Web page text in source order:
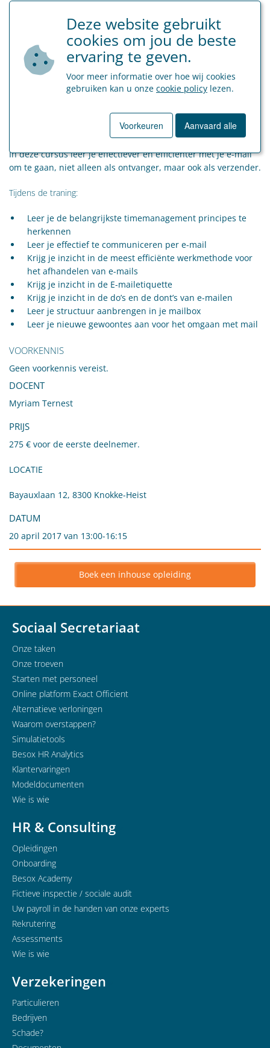
ook een belangrijke bron van afleiding die een effectief
gebruik van de beschikbare tijd bemoeilijkt. De hoeveelheid
tijd die de gemiddelde werknemer elke dag aan Outlook
besteedt is aanzienlijk maar het ontbreekt vaak aan een
strak gedefinieerde werkmethode om hier efficiënt mee om te
Bij veel werknemers leidt de grote hoeveelheid e-mail in
toenemende mate tot irritatie en gevoelens van werkdruk.
In deze cursus leer je effectiever en efficiënter met je e-mail
om te gaan, niet alleen als ontvanger, maar ook als verzender.
Tijdens de traning:
Leer je de belangrijkste timemanagement principes te
herkennen
Leer je effectief te communiceren per e-mail
Krijg je inzicht in de meest efficiënte werkmethode voor
het afhandelen van e-mails
Krijg je inzicht in de E-mailetiquette
Krijg je inzicht in de do’s en de dont’s van e-mailen
Leer je structuur aanbrengen in je mailbox
Leer je nieuwe gewoontes aan voor het omgaan met mail
VOORKENNIS
Geen voorkennis vereist.
DOCENT
Myriam Ternest
PRIJS
275 € voor de eerste deelnemer.
LOCATIE
Bayauxlaan 12, 8300 Knokke-Heist
DATUM
20 april 2017 van 13:00-16:15
Boek een inhouse opleiding
Sociaal Secretariaat
Onze taken
Onze troeven
Starten met personeel
Online platform Exact Officient
Alternatieve verloningen
Waarom overstappen?
Simulatietools
Besox HR Analytics
Klantervaringen
Modeldocumenten
Wie is wie
HR & Consulting
Opleidingen
Onboarding
Besox Academy
Fictieve inspectie / sociale audit
Uw payroll in de handen van onze experts
Rekrutering
Assessments
Wie is wie
Verzekeringen
Particulieren
Bedrijven
Schade?
Deze website gebruikt
cookies om jou de beste
ervaring te geven.
Voor meer informatie over hoe wij cookies
gebruiken kan u onze cookie policy lezen.
Voorkeuren Aanvaard alle